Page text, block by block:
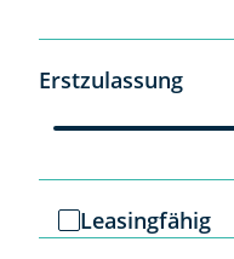
Erstzulassung
Leasingfähig